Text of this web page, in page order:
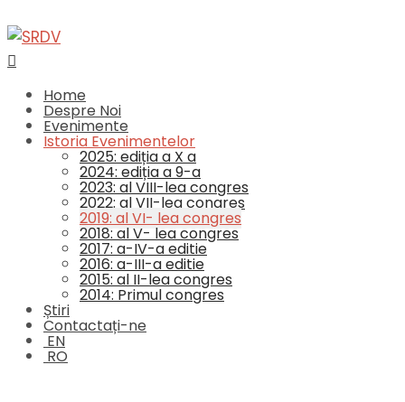
Home
Despre Noi
Evenimente
Istoria Evenimentelor
2025: ediția a X a
2024: ediția a 9-a
2023: al VIII-lea congres
2022: al VII-lea congres
2019: al VI- lea congres
2018: al V- lea congres
2017: a-IV-a editie
2016: a-III-a editie
2015: al II-lea congres
2014: Primul congres
Știri
Contactați-ne
EN
RO